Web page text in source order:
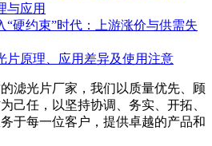
与应用
“硬约束”时代：上游涨价与供需失
片原理、应用差异及使用注意
滤光片厂家，我们以质量优先、顾
己任，以坚持协调、务实、开拓、
于每一位客户，提供卓越的产品和